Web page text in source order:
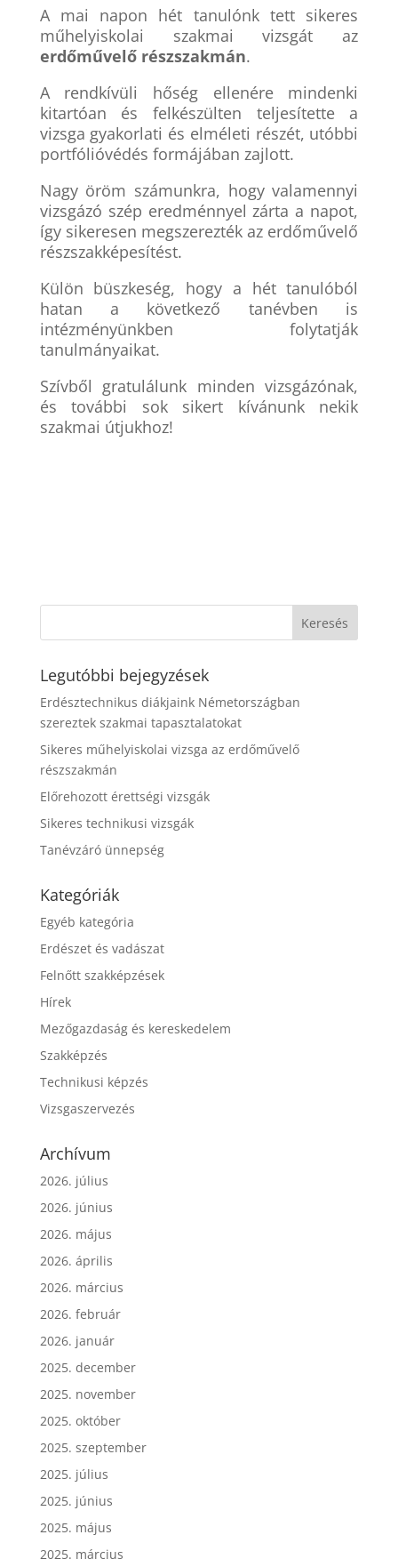
A mai napon hét tanulónk tett sikeres
műhelyiskolai szakmai vizsgát az
erdőművelő részszakmán.
A rendkívüli hőség ellenére mindenki
kitartóan és felkészülten teljesítette a
vizsga gyakorlati és elméleti részét, utóbbi
portfólióvédés formájában zajlott.
Nagy öröm számunkra, hogy valamennyi
vizsgázó szép eredménnyel zárta a napot,
így sikeresen megszerezték az erdőművelő
részszakképesítést.
Külön büszkeség, hogy a hét tanulóból
hatan a következő tanévben is
intézményünkben folytatják
tanulmányaikat.
Szívből gratulálunk minden vizsgázónak,
és további sok sikert kívánunk nekik
szakmai útjukhoz!
Legutóbbi bejegyzések
Erdésztechnikus diákjaink Németországban
szereztek szakmai tapasztalatokat
Sikeres műhelyiskolai vizsga az erdőművelő
részszakmán
Előrehozott érettségi vizsgák
Sikeres technikusi vizsgák
Tanévzáró ünnepség
Kategóriák
Egyéb kategória
Erdészet és vadászat
Felnőtt szakképzések
Hírek
Mezőgazdaság és kereskedelem
Szakképzés
Technikusi képzés
Vizsgaszervezés
Archívum
2026. július
2026. június
2026. május
2026. április
2026. március
2026. február
2026. január
2025. december
2025. november
2025. október
2025. szeptember
2025. július
2025. június
2025. május
2025. március